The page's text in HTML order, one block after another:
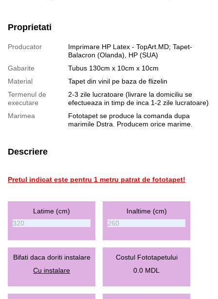
Proprietati
Producator
Imprimare HP Latex - TopArt.MD; Tapet-
Balacron (Olanda), HP (SUA)
Gabarite
Tubus 130cm x 10cm x 10cm
Material
Tapet din vinil pe baza de flizelin
Termenul de
executare
2-3 zile lucratoare (livrare la domiciliu se
efectueaza in timp de inca 1-2 zile lucratoare)
Marimea
Fototapet se produce la comanda dupa
marimile Dstra. Producem orice marime.
Descriere
Pretul indicat este pentru 1 metru patrat de fototapet!
Latime (cm) Inaltime (cm)
Bifati daca doriti instalare
Cu instalare
Costul Fototapetului
0.0 MDL